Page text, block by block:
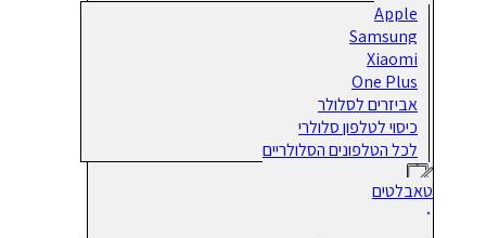
Apple
Samsung
Xiaomi
One Plus
אביזרים לסלולר
כיסוי לטלפון סלולרי
לכל הטלפונים הסלולריים
טאבלטים